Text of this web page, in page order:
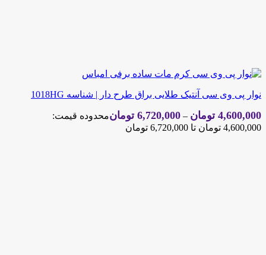
نوار پی وی سی آنتیک طلایی براق طرح دار | شناسه 1018HG
4,600,000 تومان –
6,720,000 تومانمحدوده قیمت:
4,600,000 تومان تا 6,720,000 تومان